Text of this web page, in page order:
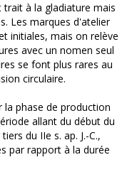
à la gladiature mais
Les marques d'atelier
initiales, mais on relève
avec un nomen seul
se font plus rares au
circulaire.
phase de production
allant du début du
du IIe s. ap. J.-C.,
par rapport à la durée